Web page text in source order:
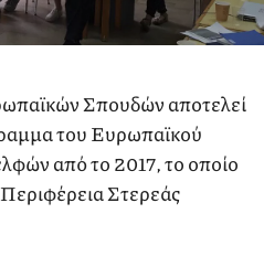
Σπουδών αποτελεί
του Ευρωπαϊκού
από το 2017, το οποίο
Στερεάς